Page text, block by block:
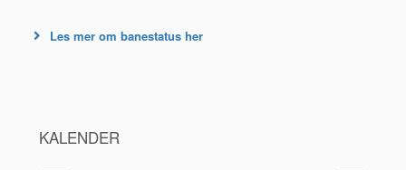
Les mer om banestatus her
KALENDER